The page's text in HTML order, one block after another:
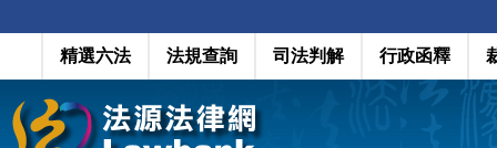
精選六法 法規查詢 司法判解 行政函釋